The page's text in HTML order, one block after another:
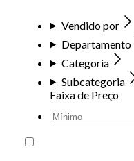
Vendido por
Departamento
Categoria
Subcategoria
Faixa de Preço